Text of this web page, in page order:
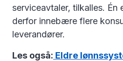
serviceavtaler, tilkalles. Én
derfor innebære flere
leverandører.
Les også: Eldre